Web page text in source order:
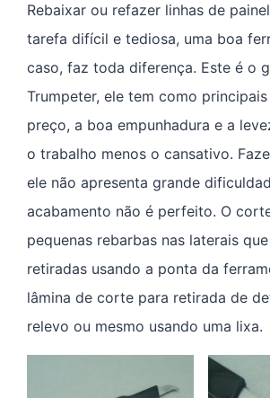
Rebaixar ou refazer linhas de
tarefa difícil e tediosa, uma boa
caso, faz toda diferença. Este é o
Trumpeter, ele tem como
preço, a boa empunhadura e a
o trabalho menos o cansativo.
ele não apresenta grande
acabamento não é perfeito. O
pequenas rebarbas nas laterais
retiradas usando a ponta da
lâmina de corte para retirada de
relevo ou mesmo usando uma lixa.